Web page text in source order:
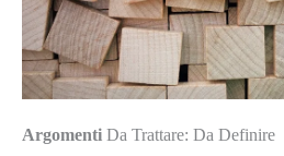
Argomenti Da Trattare: Da Definire